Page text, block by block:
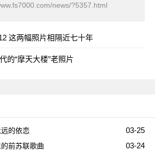
news/?5357.html
这两幅照片相隔近七十年
的“摩天大楼”老照片
03-25
的依恋
03-24
前苏联歌曲